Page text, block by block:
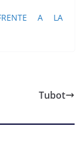
A LA
Tubot